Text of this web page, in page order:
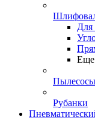
Для
Еще
Пылесосы
Рубанки